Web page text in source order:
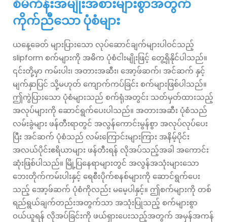
စီမံကိန်းအမျိုးအစားများစွာအတွက်
ကိုက်ညီသော ပုံစံများ
ယနေ့ခေတ် များပြားသော လုပ်ဆောင်ချက်များပါဝင်သည့်
slipform စက်များကို အဓိက ပုံစံငါးမျိုးဖြင့် တွေ့ရှိနိုင်ပါသည်။
၎င်းတို့မှာ ကမ်းပါး၊ အတားအဆီး၊ အော့ဖ်ဆက်၊ အင်ဆက် နှင့်
မျက်နှာပြင် သို့မဟုတ် ကျောက်ကပ်ခြင်း စက်များဖြစ်ပါသည်။
ဤကွဲပြားသော ပုံစံများသည် စက်ရုံအတွင်း သတ်မှတ်ထားသည့်
အလုပ်များကို ဆောင်ရွက်ပေးပါသည်။ အတားအဆီး ပုံစံသည်
လမ်းခွဲများ ဖန်တီးရာတွင် အလွန်ကောင်းမွန်စွာ အလုပ်လုပ်ပေး
ပြီး အင်ဆက် ပုံစံသည် လမ်းကြောင်းများကြား အနိမ့်ပိုင်း
အလယ်ပိုင်းဧရိယာများ ဖန်တီးရန် လိုအပ်သည့်အခါ အကောင်း
ဆုံးဖြစ်ပါသည်။ မြို့ပြနေရာများတွင် အလွန်အသုံးများသော
ဘေးတိုက်ကမ်းပါးနှင့် ရေစီးပိုက်စနစ်များကို ဆောင်ရွက်ပေး
သည့် အော့ဖ်ဆက် ပုံစံကိုလည်း မမေ့ပါနှင့်။ ဤစက်များကို တစ်
ရည်ရွယ်ချက်တည်းအတွက်သာ အသုံးပြုသည့် စက်များစွာ
ဝယ်ယူရန် လိုအပ်ခြင်းကို ဖယ်ရှားပေးသည့်အတွက် အမှန်အကန်